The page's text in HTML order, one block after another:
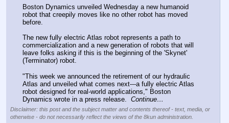
Boston Dynamics unveiled Wednesday a new humanoid
robot that creepily moves like no other robot has moved
before.
The new fully electric Atlas robot represents a path to
commercialization and a new generation of robots that will
leave folks asking if this is the beginning of the 'Skynet'
(Terminator) robot.
"This week we announced the retirement of our hydraulic
Atlas and unveiled what comes next---a fully electric Atlas
robot designed for real-world applications," Boston
Dynamics wrote in a press release. Continue…
Disclaimer: this post and the subject matter and contents thereof - text, media, or
otherwise - do not necessarily reflect the views of the 8kun administration.